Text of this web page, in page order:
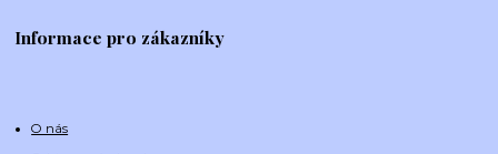
Informace pro zákazníky
O nás